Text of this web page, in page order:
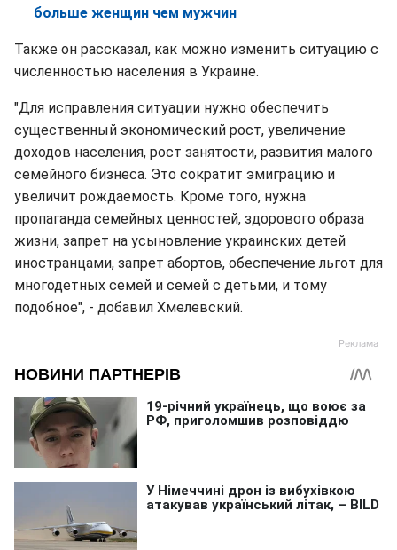
больше женщин чем мужчин
Также он рассказал, как можно изменить ситуацию с
численностью населения в Украине.
"Для исправления ситуации нужно обеспечить
существенный экономический рост, увеличение
доходов населения, рост занятости, развития малого
семейного бизнеса. Это сократит эмиграцию и
увеличит рождаемость. Кроме того, нужна
пропаганда семейных ценностей, здорового образа
жизни, запрет на усыновление украинских детей
иностранцами, запрет абортов, обеспечение льгот для
многодетных семей и семей с детьми, и тому
подобное", - добавил Хмелевский.